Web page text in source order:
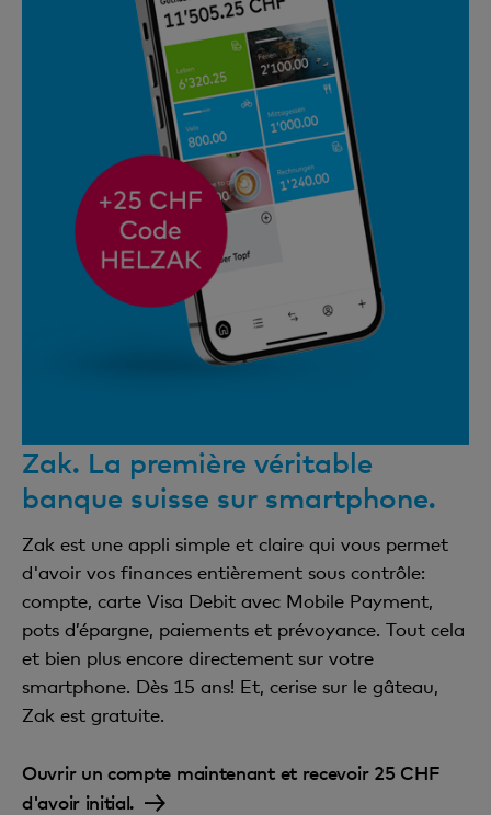
Zak. La première véritable
banque suisse sur smartphone.
Zak est une appli simple et claire qui vous permet
d'avoir vos finances entièrement sous contrôle:
compte, carte Visa Debit avec Mobile Payment,
pots d’épargne, paiements et prévoyance. Tout cela
et bien plus encore directement sur votre
smartphone. Dès 15 ans! Et, cerise sur le gâteau,
Zak est gratuite.
Ouvrir un compte maintenant et recevoir 25 CHF
d'avoir initial.